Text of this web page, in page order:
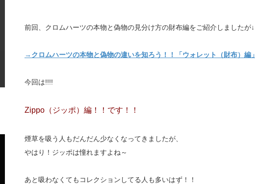
前回、クロムハーツの本物と偽物の見分け方の財布編をご紹介しましたが↓
→クロムハーツの本物と偽物の違いを知ろう！！「ウォレット（財布）編」
今回は!!!!
Zippo（ジッポ）編！！です！！
煙草を吸う人もだんだん少なくなってきましたが、
やはり！ジッポは憧れますよね～
あと吸わなくてもコレクションしてる人も多いはず！！